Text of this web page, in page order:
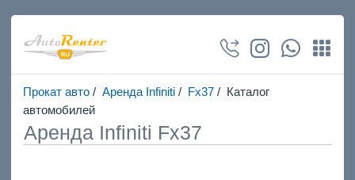
Прокат авто/ Аренда Infiniti/ Fx37/ Каталог
автомобилей
Аренда Infiniti Fx37